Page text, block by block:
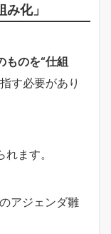
化」
ものを“仕組
す必要があり
ます。
アジェンダ雛